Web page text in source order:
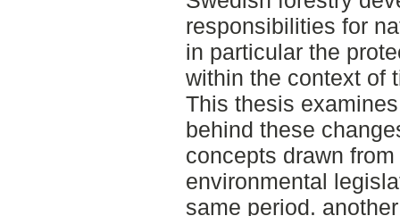
responsibilities for
in particular the
within the context of
This thesis
behind these
concepts drawn
environmental
same period.